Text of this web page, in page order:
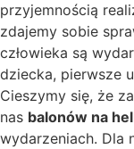
przyjemnością
zdajemy sobie
człowieka są
dziecka, pierwsze
Cieszymy się, że
nas balonów na hel
wydarzeniach. Dla